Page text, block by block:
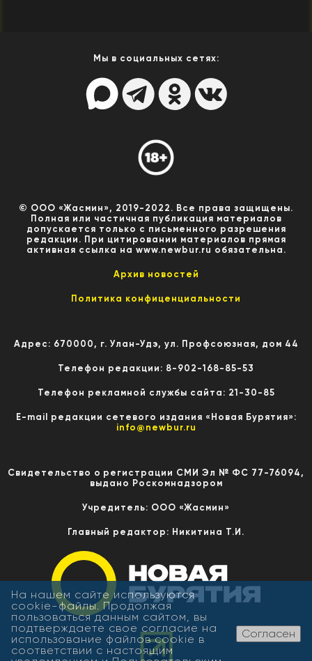
Мы в социальных сетях:
© ООО «Жасмин», 2019-2022. Все права защищены.
Полная или частичная публикация материалов
допускается только с письменного разрешения
редакции. При цитировании материалов прямая
активная ссылка на www.newbur.ru обязательна.
Архив новостей
Политика конфиценциальности
Адрес: 670000, г. Улан-Удэ, ул. Профсоюзная, дом 44
Телефон редакции: 8-902-168-85-53
Телефон рекламной службы сайта: 21-30-85
E-mail редакции сетевого издания «Новая Бурятия»:
info@newbur.ru
Свидетельство о регистрации СМИ Эл № ФС 77-76094,
выдано Роскомнадзором
Учредитель: ООО «Жасмин»
Главный редактор: Никитина Т.И.
На нашем сайте используются
cookie-файлы. Продолжая
пользоваться данным сайтом, вы
подтверждаете свое согласие на
использование файлов cookie в
соответствии с настоящим
Согласен